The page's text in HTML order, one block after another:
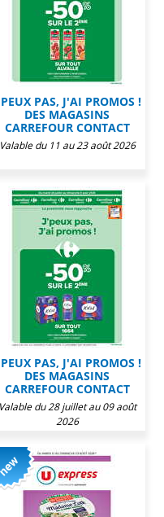
PAS, J'AI PROMOS !
DES MAGASINS
CARREFOUR CONTACT
Valable du 11 au 23 août 2026
PAS, J'AI PROMOS !
DES MAGASINS
CARREFOUR CONTACT
Valable du 28 juillet au 09 août
2026